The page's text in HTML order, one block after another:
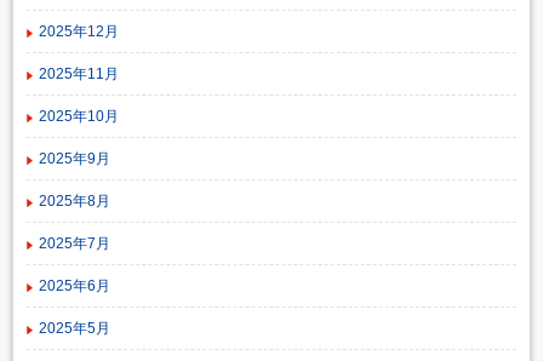
2025年12月
2025年11月
2025年10月
2025年9月
2025年8月
2025年7月
2025年6月
2025年5月